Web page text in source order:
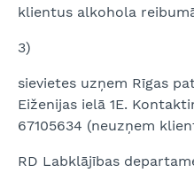
klientus alkohola
3)
sievietes uzņem Rīgas
Eiženijas ielā 1E.
67105634 (neuzņem
RD Labklājības